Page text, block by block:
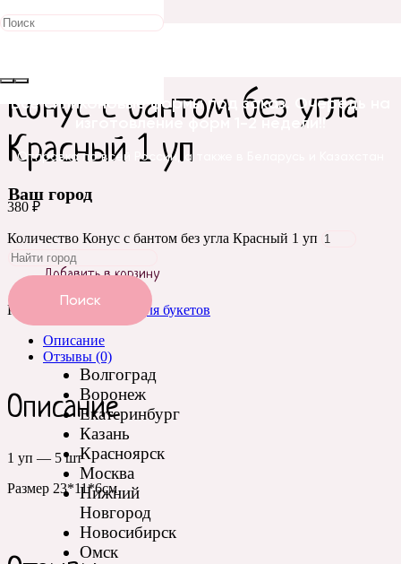
Все силиконовые формы под заказ. Очередь на
изготовление форм 1-2 недели!!
Отправка по всей России, а также в Беларусь и Казахстан
Ваш город
Поиск
Волгоград
Воронеж
Екатеринбург
Казань
Красноярск
Москва
Нижний
Новгород
Новосибирск
Омск
Главная/Упаковка и оформление
Конус с бантом без угла
Красный 1 уп
380 ₽
Количество Конус с бантом без угла Красный 1 уп
Добавить в корзину
Категория:Упаковка для букетов
Описание
Отзывы (0)
Описание
1 уп — 5 шт
Размер 23*11*6см